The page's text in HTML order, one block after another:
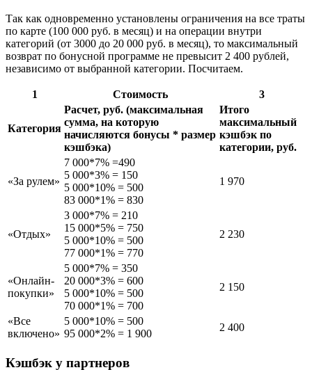
Так как одновременно установлены ограничения на все траты
по карте (100 000 руб. в месяц) и на операции внутри
категорий (от 3000 до 20 000 руб. в месяц), то максимальный
возврат по бонусной программе не превысит 2 400 рублей,
независимо от выбранной категории. Посчитаем.
1 Стоимость 3
Категория
Расчет, руб. (максимальная
сумма, на которую
начисляются бонусы * размер
кэшбэка)
Итого
максимальный
кэшбэк по
категории, руб.
«За рулем»
7 000*7% =490
5 000*3% = 150
5 000*10% = 500
83 000*1% = 830
1 970
«Отдых»
3 000*7% = 210
15 000*5% = 750
5 000*10% = 500
77 000*1% = 770
2 230
«Онлайн-
покупки»
5 000*7% = 350
20 000*3% = 600
5 000*10% = 500
70 000*1% = 700
2 150
«Все
включено»
5 000*10% = 500
95 000*2% = 1 900
2 400
Кэшбэк у партнеров